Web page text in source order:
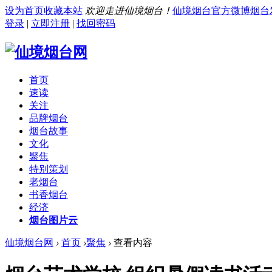
设为首页收藏本站 欢迎走进仙境烟台！ 仙境烟台官方微博烟台
登录 | 立即注册 | 找回密码
首页
速读
关注
品牌烟台
烟台故事
文化
聚焦
特别策划
老烟台
书香烟台
经济
烟台图片云
仙境烟台网 › 首页 ›聚焦 › 查看内容